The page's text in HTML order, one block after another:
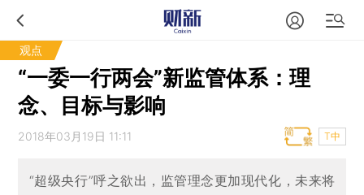
观点
“一委一行两会”新监管体系：理
念、目标与影响
2018年03月19日 11:11 T中
“超级央行”呼之欲出，监管理念更加现代化，未来将